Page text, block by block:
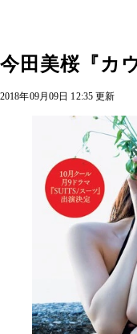
今田美桜『カ
2018年09月09日 12:35 更新